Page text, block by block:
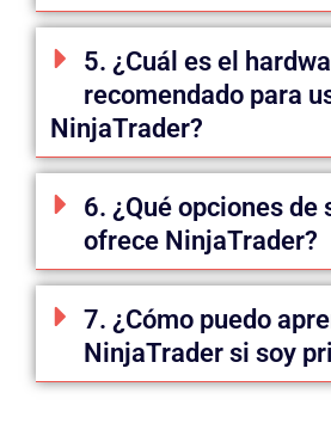
5. ¿Cuál es el
recomendado para
NinjaTrader?
6. ¿Qué opciones de
ofrece NinjaTrader?
7. ¿Cómo puedo
NinjaTrader si soy